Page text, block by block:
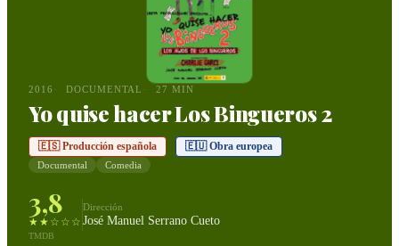
2016 DOCUMENTAL 27 MIN
Yo quise hacer Los Bingueros 2
🇪🇸 Producción española 🇪🇺 Obra europea
Documental Comedia
3,8
★★☆☆☆
TMDB
Dirección
José Manuel Serrano Cueto